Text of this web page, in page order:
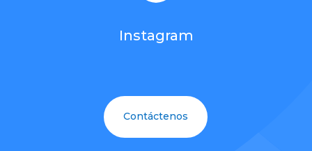
Instagram
Contáctenos